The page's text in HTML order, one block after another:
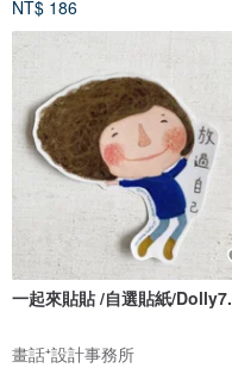
NT$ 186
畫話⁺設計事務所